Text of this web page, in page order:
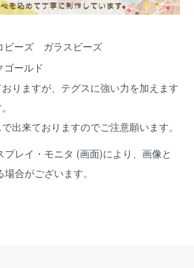
ーズ ガラスビーズ
ゴールド
りますが、テグスに強い力を加えます
出来ておりますのでご注意願います。
レイ・モニタ (画面)により、画像と
合がございます。